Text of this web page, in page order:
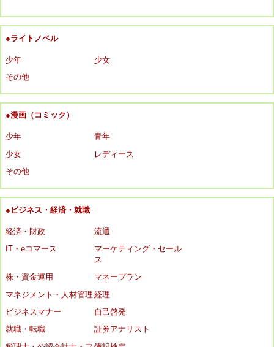
●ライトノベル
少年
少女
その他
●漫画（コミック）
少年
青年
少女
レディース
その他
●ビジネス・経済・就職
経済・財政
流通
IT・eコマース
マーケティング・セール
ス
株・資金運用
マネープラン
マネジメント・人材管理 経理
ビジネスマナー
自己啓発
就職・転職
証券アナリスト